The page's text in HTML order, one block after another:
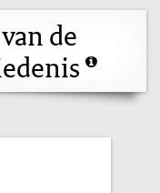
de